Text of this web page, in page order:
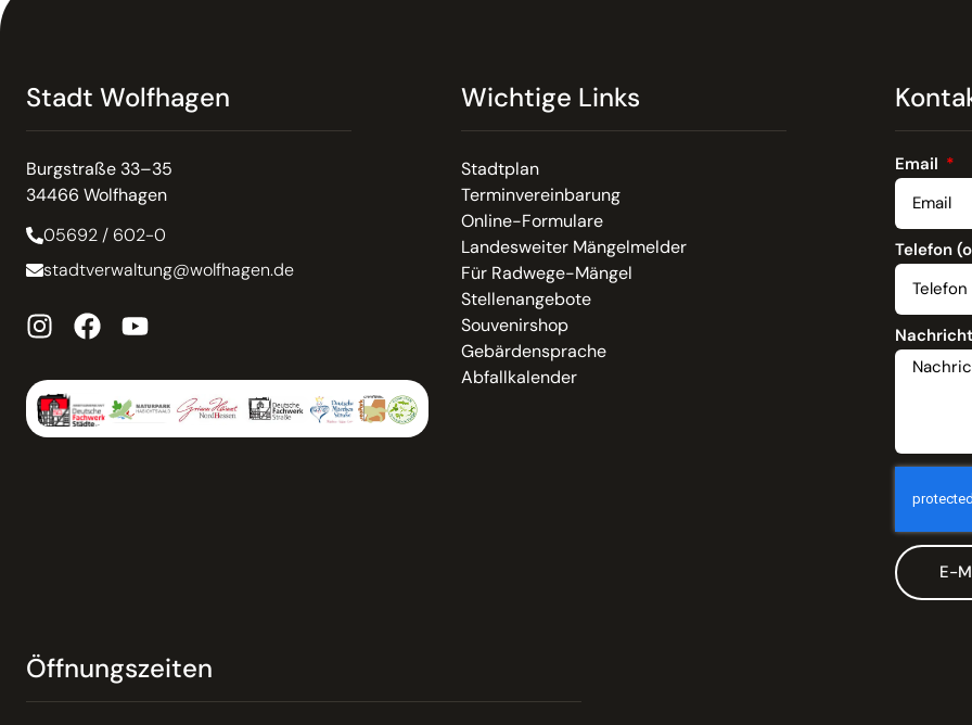
Stadt Wolfhagen
Burgstraße 33–35
34466 Wolfhagen
05692 / 602-0
stadtverwaltung@wolfhagen.de
Wichtige Links
Stadtplan
Terminvereinbarung
Online-Formulare
Landesweiter Mängelmelder
Für Radwege-Mängel
Stellenangebote
Souvenirshop
Gebärdensprache
Abfallkalender
Email
Telefon
E-
Öffnungszeiten